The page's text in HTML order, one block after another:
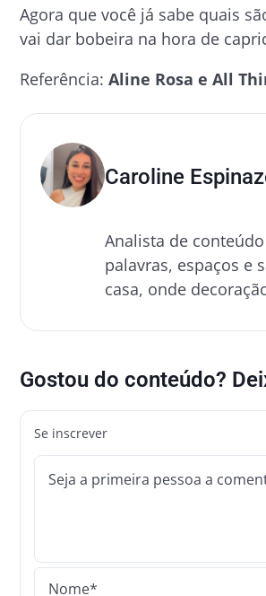
Agora que você já sabe quais
vai dar bobeira na hora de
Referência: Aline Rosa e All
Caroline
Analista de
palavras, espaços e
casa, onde
Gostou do conteúdo?
Se inscrever